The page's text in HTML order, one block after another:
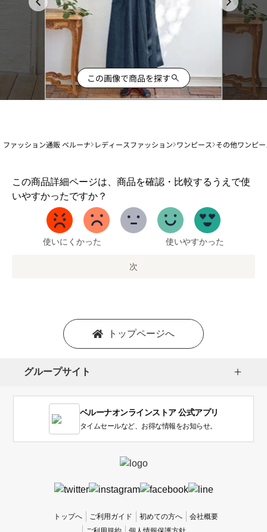
この画像で商品を探す
ファッション通販 ベルーナ レディースファッション ワンピース その他ワンピ
この商品詳細ページは、商品を確認・比較するうえで使
いやすかったですか？
1
か
い
使いにくかった 使いやすかった
次
トップページへ
グループサイト
ベルーナオンラインストア 公式アプリ
タイムセールなど、お得な情報をお知らせ。
トップへ ご利用ガイド 初めての方へ
会社概要